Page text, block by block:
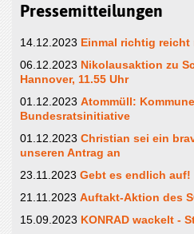
Pressemitteilungen
14.12.2023 Einmal richtig reicht
06.12.2023 Nikolausaktion zu
Hannover, 11.55 Uhr
01.12.2023 Atommüll:
Bundesratsinitiative
01.12.2023 Christian sei ein
unseren Antrag an
23.11.2023 Gebt es endlich auf!
21.11.2023 Auftakt-Aktion des
15.09.2023 KONRAD wackelt -